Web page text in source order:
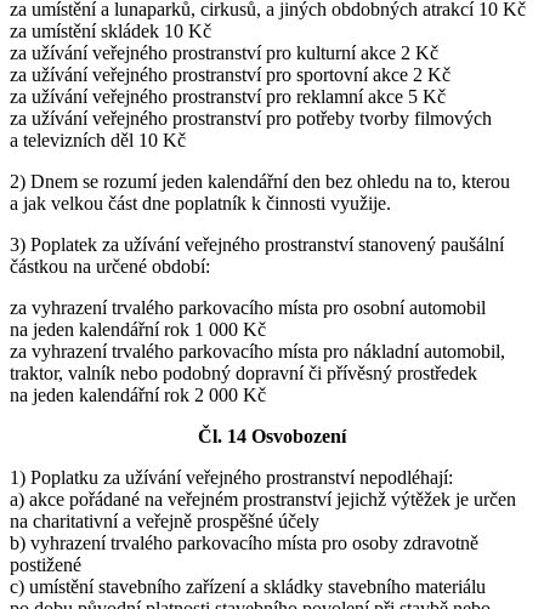
za umístění a lunaparků, cirkusů, a jiných obdobných atrakcí 10 Kč
za umístění skládek 10 Kč
za užívání veřejného prostranství pro kulturní akce 2 Kč
za užívání veřejného prostranství pro sportovní akce 2 Kč
za užívání veřejného prostranství pro reklamní akce 5 Kč
za užívání veřejného prostranství pro potřeby tvorby filmových
a televizních děl 10 Kč
2) Dnem se rozumí jeden kalendářní den bez ohledu na to, kterou
a jak velkou část dne poplatník k činnosti využije.
3) Poplatek za užívání veřejného prostranství stanovený paušální
částkou na určené období:
za vyhrazení trvalého parkovacího místa pro osobní automobil
na jeden kalendářní rok 1 000 Kč
za vyhrazení trvalého parkovacího místa pro nákladní automobil,
traktor, valník nebo podobný dopravní či přívěsný prostředek
na jeden kalendářní rok 2 000 Kč
Čl. 14 Osvobození
1) Poplatku za užívání veřejného prostranství nepodléhají:
a) akce pořádané na veřejném prostranství jejichž výtěžek je určen
na charitativní a veřejně prospěšné účely
b) vyhrazení trvalého parkovacího místa pro osoby zdravotně
postižené
c) umístění stavebního zařízení a skládky stavebního materiálu